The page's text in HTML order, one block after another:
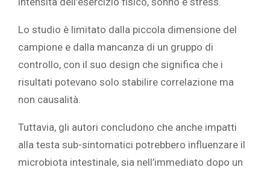
Lo studio è limitato dalla piccola dimensione del
campione e dalla mancanza di un gruppo di
controllo, con il suo design che significa che i
risultati potevano solo stabilire correlazione ma
non causalità.
Tuttavia, gli autori concludono che anche impatti
alla testa sub-sintomatici potrebbero influenzare il
microbiota intestinale, sia nell’immediato dopo un